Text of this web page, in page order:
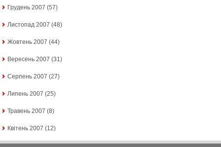
Грудень 2007 (57)
Листопад 2007 (48)
Жовтень 2007 (44)
Вересень 2007 (31)
Серпень 2007 (27)
Липень 2007 (25)
Травень 2007 (8)
Квітень 2007 (12)